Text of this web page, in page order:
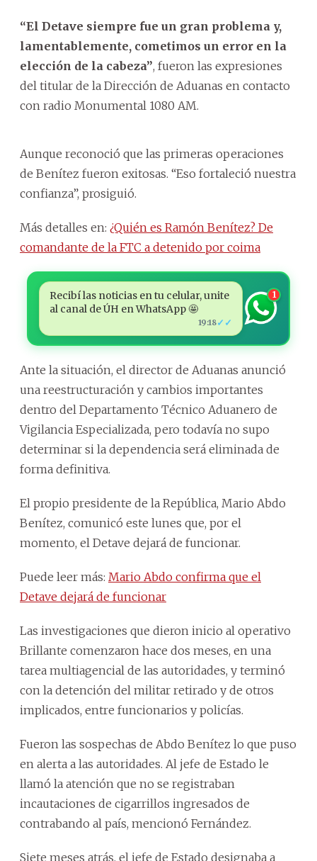
“El Detave siempre fue un gran problema y,
lamentablemente, cometimos un error en la
elección de la cabeza”, fueron las expresiones
del titular de la Dirección de Aduanas en contacto
con radio Monumental 1080 AM.
Aunque reconoció que las primeras operaciones
de Benítez fueron exitosas. “Eso fortaleció nuestra
confianza”, prosiguió.
Más detalles en: ¿Quién es Ramón Benítez? De
comandante de la FTC a detenido por coima
Recibí las noticias en tu celular, unite
al canal de ÚH en WhatsApp 🤩
19:18✓✓
1
Ante la situación, el director de Aduanas anunció
una reestructuración y cambios importantes
dentro del Departamento Técnico Aduanero de
Vigilancia Especializada, pero todavía no supo
determinar si la dependencia será eliminada de
forma definitiva.
El propio presidente de la República, Mario Abdo
Benítez, comunicó este lunes que, por el
momento, el Detave dejará de funcionar.
Puede leer más: Mario Abdo confirma que el
Detave dejará de funcionar
Las investigaciones que dieron inicio al operativo
Brillante comenzaron hace dos meses, en una
tarea multiagencial de las autoridades, y terminó
con la detención del militar retirado y de otros
implicados, entre funcionarios y policías.
Fueron las sospechas de Abdo Benítez lo que puso
en alerta a las autoridades. Al jefe de Estado le
llamó la atención que no se registraban
incautaciones de cigarrillos ingresados de
contrabando al país, mencionó Fernández.
Siete meses atrás, el jefe de Estado designaba a